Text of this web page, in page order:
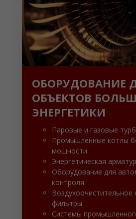
ОБОРУДОВАНИЕ
ОБЪЕКТОВ
ЭНЕРГЕТИКИ
Паровые и газовые
Промышленные котлы
мощности
Энергетическая
Оборудование для
контроля
Воздухоочистительное
фильтры
Системы